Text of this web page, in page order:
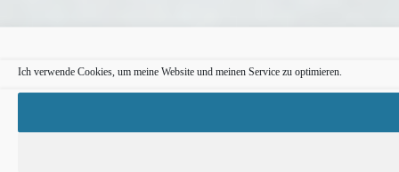
Ich verwende Cookies, um meine Website und meinen Service zu optimieren.